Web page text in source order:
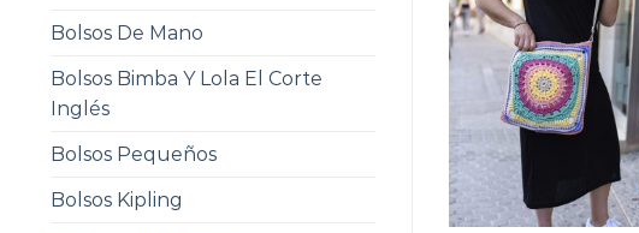
Bolsos De Mano
Bolsos Bimba Y Lola El Corte
Inglés
Bolsos Pequeños
Bolsos Kipling